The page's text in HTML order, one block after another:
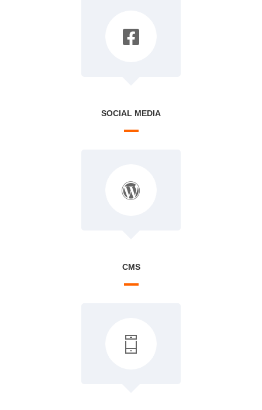
SOCIAL MEDIA
CMS